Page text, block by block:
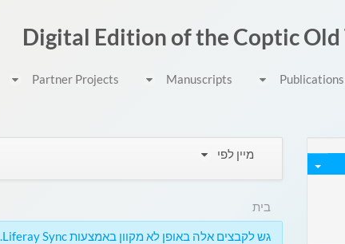
Digital Edition of the Coptic Old
Publications
Manuscripts
Partner Projects
מיין לפי
בית
גש לקבצים אלה באופן לא מקוון באמצעות Liferay Sync.